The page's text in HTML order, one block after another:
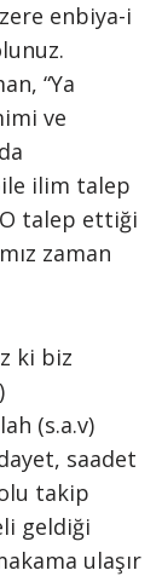
enbiya-i
“Ya
ve
ilim talep
talep ettiği
zaman
ki biz
(s.a.v)
saadet
takip
geldiği
ulaşır